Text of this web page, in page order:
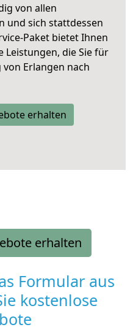
von allen
und sich stattdessen
Paket bietet Ihnen
Leistungen, die Sie für
Erlangen nach
erhalten
erhalten
Formular aus
kostenlose